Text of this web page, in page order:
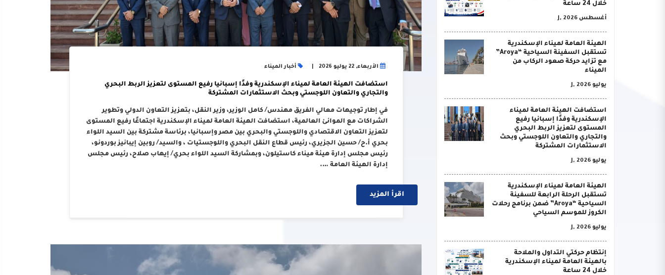
خلال 24 ساعة
أغسطس J, 2026
الهيئة العامة لميناء الإسكندرية
تستقبل السفينة السياحية “Aroya”
مع تزايد حركة صعود الركاب من
الميناء
يوليو J, 2026
استضافت الهيئة العامة لميناء
الإسكندرية وفدًا إسبانيا رفيع
المستوى لتعزيز الربط البحري
والتجاري والتعاون اللوجستي وبحث
الاستثمارات المشتركة
يوليو J, 2026
الهيئة العامة لميناء الإسكندرية
تستقبل الرحلة الرابعة للسفينة
السياحية “Aroya” ضمن برنامج رحلات
الكروز للموسم السياحي
يوليو J, 2026
إنتظام حركتي التداول والملاحة
بالهيئة العامة لميناء الإسكندرية
خلال 24 ساعة
الأربعاء, 22 يوليو 2026 أخبار الميناء
استضافت الهيئة العامة لميناء الإسكندرية وفدًا إسبانيا رفيع المستوى لتعزيز الربط البحري
والتجاري والتعاون اللوجستي وبحث الاستثمارات المشتركة
في إطار توجيهات معالي الفريق مهندس/ كامل الوزير، وزير النقل، بتعزيز التعاون الدولي وتطوير
الشراكات مع الموانئ العالمية، استضافت الهيئة العامة لميناء الإسكندرية اجتماعًا رفيع المستوى
لتعزيز التعاون الاقتصادي واللوجستي والبحري بين مصر وإسبانيا، برئاسة مشتركة بين السيد اللواء
بحري أ.ح/ حسين الجزيري، رئيس قطاع النقل البحري واللوجستيات ، والسيد/ روبين إيبانيز بوردونو،
رئيس مجلس إدارة هيئة ميناء كاستيلون، وبمشاركة السيد اللواء بحري/ إيهاب صلاح، رئيس مجلس
إدارة الهيئة العامة ….
اقرأ المزيد